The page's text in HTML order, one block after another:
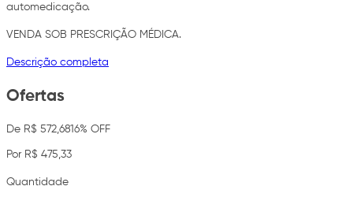
automedicação.
VENDA SOB PRESCRIÇÃO MÉDICA.
Descrição completa
Ofertas
De R$ 572,6816% OFF
Por R$ 475,33
Quantidade